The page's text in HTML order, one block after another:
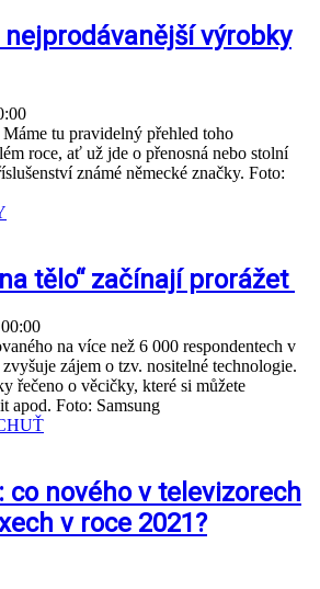
výrobky
tu pravidelný přehled toho
roce, ať už jde o přenosná nebo stolní
známé německé značky. Foto:
tělo“ začínají prorážet
na více než 6 000 respondentech v
zájem o tzv. nositelné technologie.
řečeno o věcičky, které si můžete
apod. Foto: Samsung
co nového v televizorech
v roce 2021?